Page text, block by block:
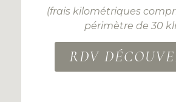
(frais kilométriques
périmètre de 30
RDV